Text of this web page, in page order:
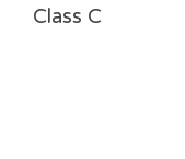
Class C